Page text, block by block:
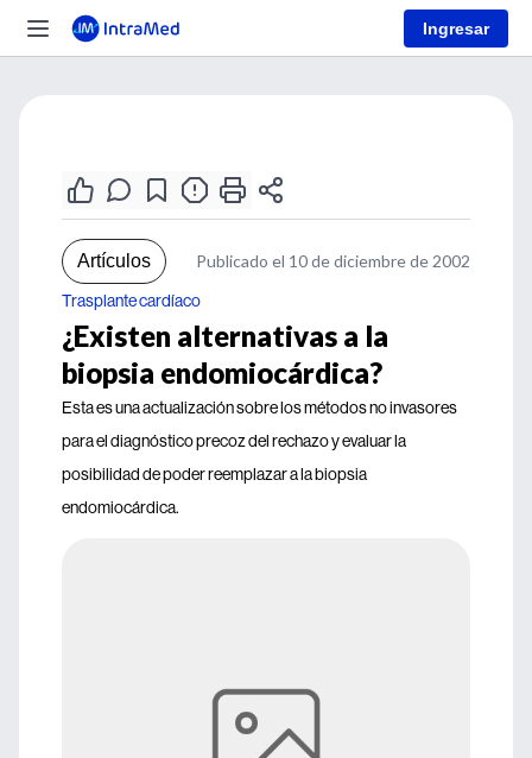
Ingresar
Artículos Publicado el 10 de diciembre de 2002
Trasplante cardíaco
¿Existen alternativas a la
biopsia endomiocárdica?
Esta es una actualización sobre los métodos no invasores
para el diagnóstico precoz del rechazo y evaluar la
posibilidad de poder reemplazar a la biopsia
endomiocárdica.